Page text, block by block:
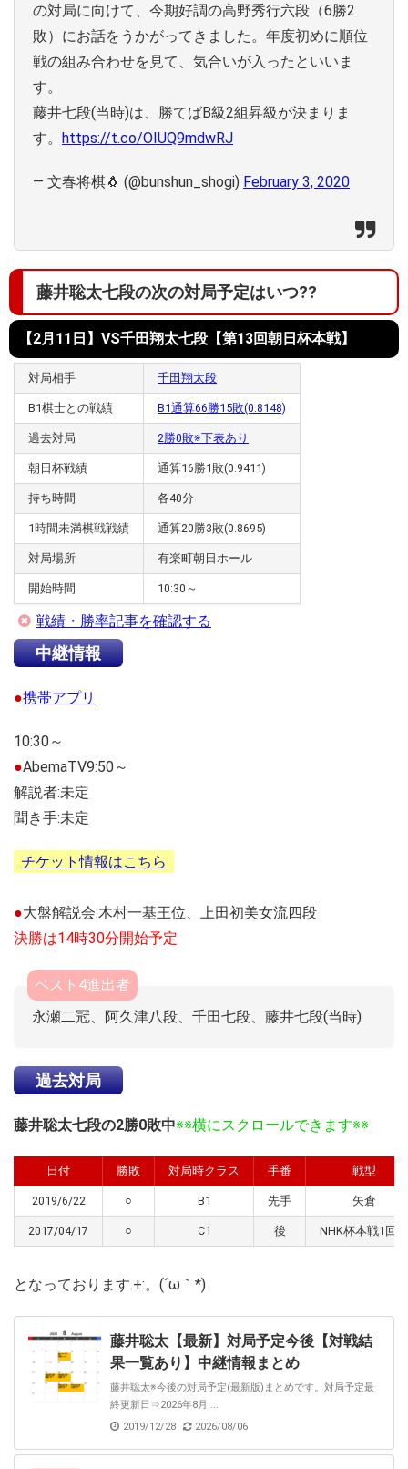
の対局に向けて、今期好調の高野秀行六段（6勝2
敗）にお話をうかがってきました。年度初めに順位
戦の組み合わせを見て、気合いが入ったといいま
す。
藤井七段(当時)は、勝てばB級2組昇級が決まりま
す。 https://t.co/OIUQ9mdwRJ
— 文春将棋🐧 (@bunshun_shogi) February 3, 2020
藤井聡太七段の次の対局予定はいつ??
【2月11日】VS千田翔太七段【第13回朝日杯本戦】
対局相手 千田翔太段
B1棋士との戦績 B1通算66勝15敗(0.8148)
過去対局 2勝0敗※下表あり
朝日杯戦績 通算16勝1敗(0.9411)
持ち時間 各40分
1時間未満棋戦戦績 通算20勝3敗(0.8695)
対局場所 有楽町朝日ホール
開始時間 10:30～
戦績・勝率記事を確認する
中継情報
●携帯アプリ
10:30～
●AbemaTV9:50～
解説者:未定
聞き手:未定
チケット情報はこちら
●大盤解説会:木村一基王位、上田初美女流四段
決勝は14時30分開始予定
ベスト4進出者
永瀬二冠、阿久津八段、千田七段、藤井七段(当時)
過去対局
藤井聡太七段の2勝0敗中※※横にスクロールできます※※
日付 勝敗 対局時クラス 手番 戦型
2019/6/22 ○ B1 先手 矢倉
2017/04/17 ○ C1 後 NHK杯本戦1回戦
となっております.+:。(´ω｀*)
藤井聡太【最新】対局予定今後【対戦結
果一覧あり】中継情報まとめ
藤井聡太※今後の対局予定(最新版)まとめです。対局予定最
終更新日⇒2026年8月 ...
2019/12/28
2026/08/06